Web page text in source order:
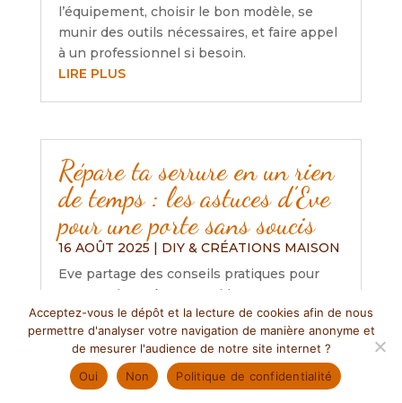
l’équipement, choisir le bon modèle, se
munir des outils nécessaires, et faire appel
à un professionnel si besoin.
LIRE PLUS
Répare ta serrure en un rien
de temps : les astuces d’Eve
pour une porte sans soucis
16 AOÛT 2025 | DIY & CRÉATIONS MAISON
Eve partage des conseils pratiques pour
entretenir et réparer rapidement une
serrure, soulignant l’importance de la
lubrification, l’ajustement des portes et le
nettoyage régulier. Elle encourage aussi à
consulter des ressources en ligne pour
Acceptez-vous le dépôt et la lecture de cookies afin de nous
permettre d'analyser votre navigation de manière anonyme et
de mesurer l'audience de notre site internet ?
Oui
Non Politique de confidentialité